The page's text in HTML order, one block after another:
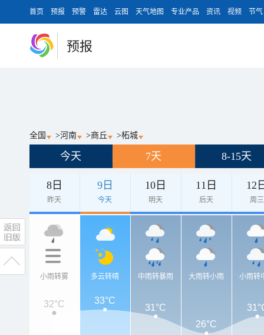
首页 预报 预警 雷达 云图 天气地图 专业产品 资讯 视频 节气
预报
全国 >河南 >商丘 >柘城
今天 7天 8-15天
8日
昨天
9日
今天
10日
明天
11日
后天
12
周三
小雨转雾 多云转晴 中雨转暴雨 大雨转小雨 小雨转
32°C 33°C
31°C
26°C